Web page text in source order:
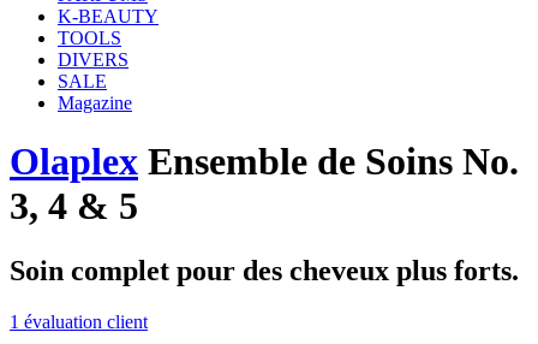
K-BEAUTY
TOOLS
DIVERS
SALE
Magazine
Olaplex Ensemble de Soins No.
3, 4 & 5
Soin complet pour des cheveux plus forts.
1 évaluation client